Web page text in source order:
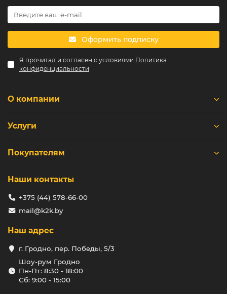
Оформить подписку
Я прочитал и согласен с условиями Политика
конфиденциальности
О компании
Услуги
Покупателям
Наши контакты
+375 (44) 578-66-00
mail@k2k.by
Наш адрес
г. Гродно, пер. Победы, 5/3
Шоу-рум Гродно
Пн-Пт: 8:30 - 18:00
Сб: 9:00 - 15:00